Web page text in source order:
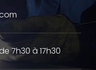
7h30 à 17h30